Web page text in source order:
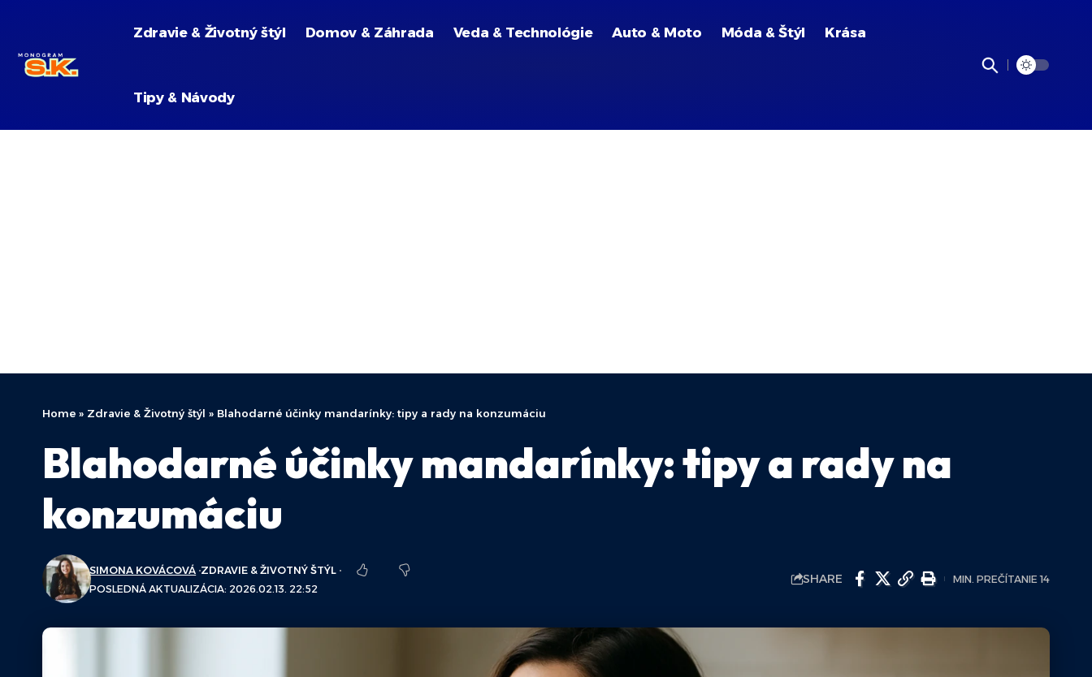
Zdravie & Životný štýl Domov & Záhrada Veda & Technológie Auto & Moto Móda & Štýl Krása
Tipy & Návody
Home » Zdravie & Životný štýl » Blahodarné účinky mandarínky: tipy a rady na konzumáciu
Blahodarné účinky mandarínky: tipy a rady na
konzumáciu
POSLEDNÁ AKTUALIZÁCIA: 2026.02.13. 22:52
SIMONA KOVÁCOVÁ ZDRAVIE & ŽIVOTNÝ ŠTÝL
SHARE MIN. PREČÍTANIE 14